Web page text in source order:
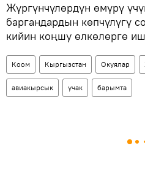
Жүргүнчүлөрдүн өмүрү
баргандардын көпчүлүгү
кийин коңшу өлкөлөргө
Коом Кыргызстан Окуялар
авиакырсык учак барымта